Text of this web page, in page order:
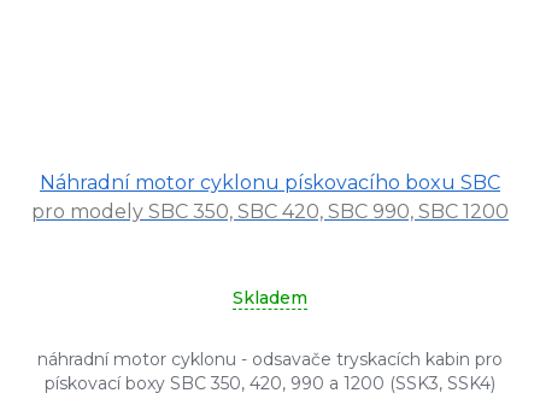
Náhradní motor cyklonu pískovacího boxu SBC
pro modely SBC 350, SBC 420, SBC 990, SBC 1200
hodnocení
produktu
z
5
Skladem
náhradní motor cyklonu - odsavače tryskacích kabin pro
pískovací boxy SBC 350, 420, 990 a 1200 (SSK3, SSK4)